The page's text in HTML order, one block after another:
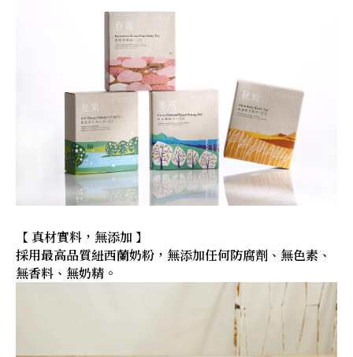
【 真材實料，無添加 】
採用最高品質紐西蘭奶粉，無添加任何防腐劑、無色素、
無香料、無奶精。